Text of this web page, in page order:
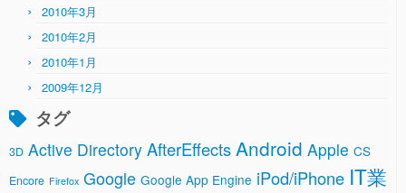
2010年3月
2010年2月
2010年1月
2009年12月
タグ
3D Active Directory AfterEffectsAndroid Apple CS
Encore Firefox Google Google App Engine iPod/iPhone IT業